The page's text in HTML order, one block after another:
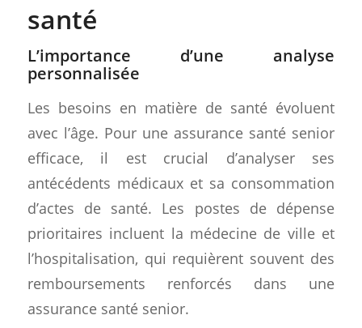
santé
L’importance d’une analyse
personnalisée
Les besoins en matière de santé évoluent
avec l’âge. Pour une assurance santé senior
efficace, il est crucial d’analyser ses
antécédents médicaux et sa consommation
d’actes de santé. Les postes de dépense
prioritaires incluent la médecine de ville et
l’hospitalisation, qui requièrent souvent des
remboursements renforcés dans une
assurance santé senior.